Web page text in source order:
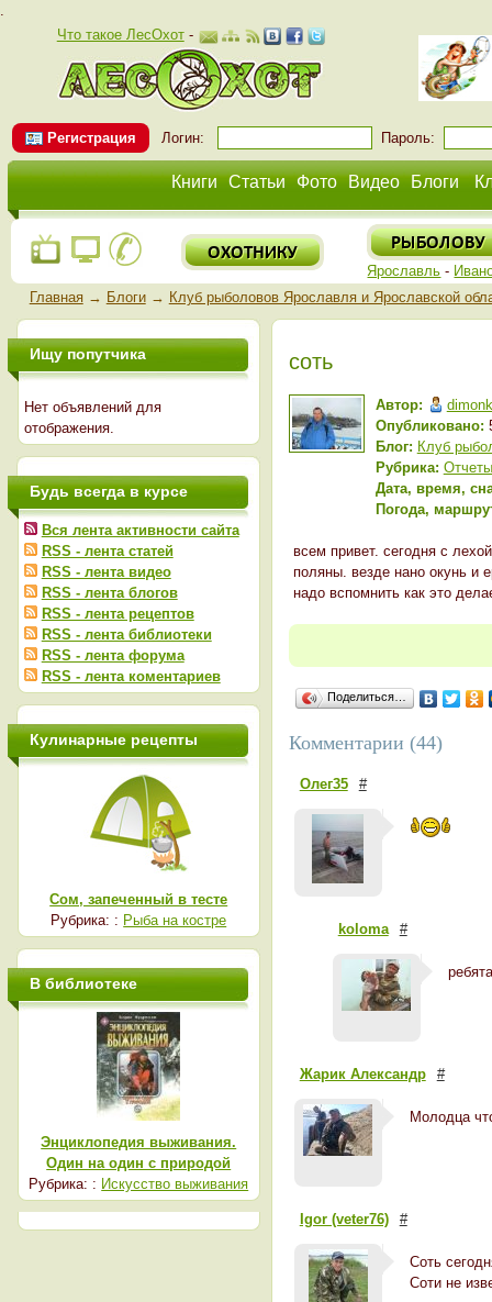
.
Что такое ЛесОхот-
Регистрация Логин: Пароль:
Книги Статьи Фото Видео Блоги
Ярославль -
Главная→ Блоги→ Клуб рыболовов Ярославля и Ярославской
соть
Автор:
Опубликовано:
Блог: Клуб
Рубрика:
Дата, время,
Погода,
всем привет. сегодня с
поляны. везде нано окунь и
надо вспомнить как это
Поделиться…
Комментарии (44)
Олег35 #
koloma #
Жарик Александр #
Молодца
Igor (veter76) #
Соть
Соти не
Ищу попутчика
Нет объявлений для
отображения.
Будь всегда в курсе
Вся лента активности сайта
RSS - лента статей
RSS - лента видео
RSS - лента блогов
RSS - лента рецептов
RSS - лента библиотеки
RSS - лента форума
RSS - лента коментариев
Кулинарные рецепты
Сом, запеченный в тесте
Рубрика: : Рыба на костре
В библиотеке
Энциклопедия выживания.
Один на один с природой
Рубрика: : Искусство выживания